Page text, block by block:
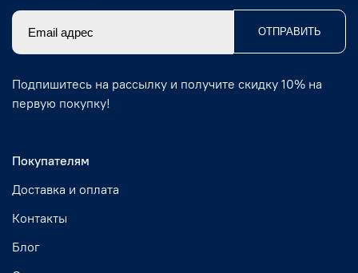
Покупателям
Доставка и оплата
Контакты
Блог
ОТПРАВИТЬ
Подпишитесь на рассылку и получите скидку 10% на
первую покупку!